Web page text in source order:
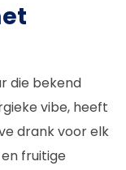
die bekend
vibe, heeft
drank voor elk
fruitige